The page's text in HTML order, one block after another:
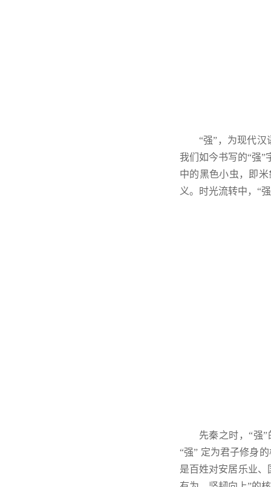
“强”，为现代
我们如今书写的“强”
中的黑色小虫，即
义。时光流转中，“
先秦之时，“强
“强” 定为君子修身
是百姓对安居乐业、